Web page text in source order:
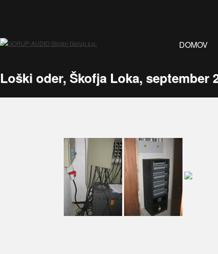
DOMOV
Loški oder, Škofja Loka, september